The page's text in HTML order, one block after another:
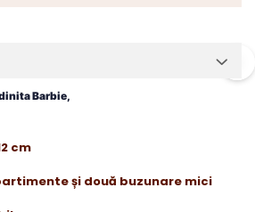
Barbie,
cm
și două buzunare mici